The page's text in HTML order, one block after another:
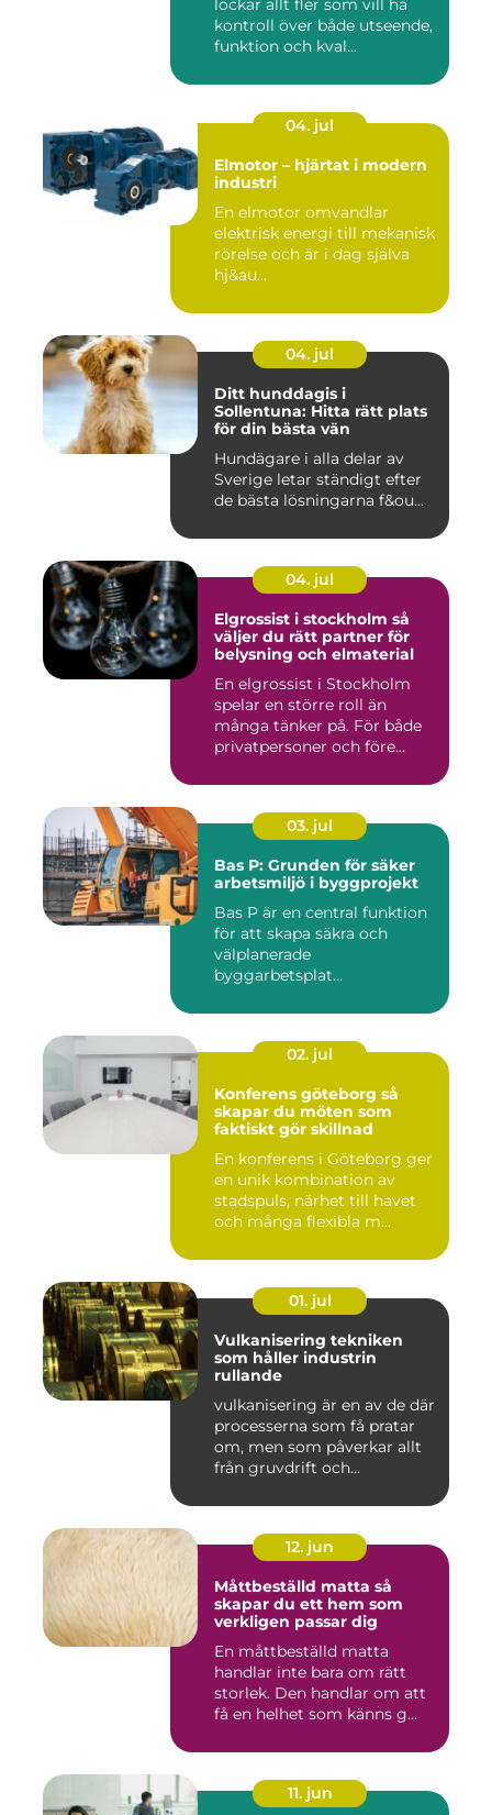
kontroll över både utseende,
funktion och kval...
04. jul
Elmotor – hjärtat i modern
industri
En elmotor omvandlar
elektrisk energi till mekanisk
rörelse och är i dag själva
hj&au...
04. jul
Ditt hunddagis i
Sollentuna: Hitta rätt plats
för din bästa vän
Hundägare i alla delar av
Sverige letar ständigt efter
de bästa lösningarna f&ou...
04. jul
Elgrossist i stockholm så
väljer du rätt partner för
belysning och elmaterial
En elgrossist i Stockholm
spelar en större roll än
många tänker på. För både
privatpersoner och före...
03. jul
Bas P: Grunden för säker
arbetsmiljö i byggprojekt
Bas P är en central funktion
för att skapa säkra och
välplanerade
byggarbetsplat...
02. jul
Konferens göteborg så
skapar du möten som
faktiskt gör skillnad
En konferens i Göteborg ger
en unik kombination av
stadspuls, närhet till havet
och många flexibla m...
01. jul
Vulkanisering tekniken
som håller industrin
rullande
vulkanisering är en av de där
processerna som få pratar
om, men som påverkar allt
från gruvdrift och...
12. jun
Måttbeställd matta så
skapar du ett hem som
verkligen passar dig
En måttbeställd matta
handlar inte bara om rätt
storlek. Den handlar om att
få en helhet som känns g...
11. jun